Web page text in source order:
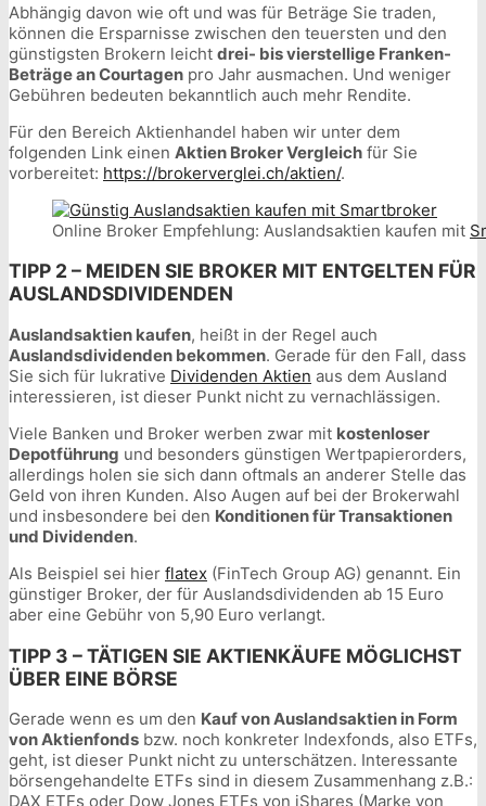
Abhängig davon wie oft und was für Beträge Sie traden,
können die Ersparnisse zwischen den teuersten und den
günstigsten Brokern leicht drei- bis vierstellige Franken-
Beträge an Courtagen pro Jahr ausmachen. Und weniger
Gebühren bedeuten bekanntlich auch mehr Rendite.
Für den Bereich Aktienhandel haben wir unter dem
folgenden Link einen Aktien Broker Vergleich für Sie
vorbereitet: https://brokerverglei.ch/aktien/.
Online Broker Empfehlung: Auslandsaktien kaufen mit
TIPP 2 – MEIDEN SIE BROKER MIT ENTGELTEN FÜR
AUSLANDSDIVIDENDEN
Auslandsaktien kaufen, heißt in der Regel auch
Auslandsdividenden bekommen. Gerade für den Fall, dass
Sie sich für lukrative Dividenden Aktien aus dem Ausland
interessieren, ist dieser Punkt nicht zu vernachlässigen.
Viele Banken und Broker werben zwar mit kostenloser
Depotführung und besonders günstigen Wertpapierorders,
allerdings holen sie sich dann oftmals an anderer Stelle das
Geld von ihren Kunden. Also Augen auf bei der Brokerwahl
und insbesondere bei den Konditionen für Transaktionen
und Dividenden.
Als Beispiel sei hier flatex (FinTech Group AG) genannt. Ein
günstiger Broker, der für Auslandsdividenden ab 15 Euro
aber eine Gebühr von 5,90 Euro verlangt.
TIPP 3 – TÄTIGEN SIE AKTIENKÄUFE MÖGLICHST
ÜBER EINE BÖRSE
Gerade wenn es um den Kauf von Auslandsaktien in Form
von Aktienfonds bzw. noch konkreter Indexfonds, also ETFs,
geht, ist dieser Punkt nicht zu unterschätzen. Interessante
börsengehandelte ETFs sind in diesem Zusammenhang z.B.:
DAX ETFs oder Dow Jones ETFs von iShares (Marke von